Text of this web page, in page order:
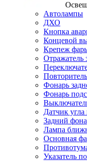
Автолампы
ДХО
Кнопка
Концевой
Крепеж
Отражатель
Фонарь
Фонарь
Датчик
Задний
Лампа
Основная
Указатель